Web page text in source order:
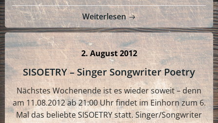
Weiterlesen
2. August 2012
SISOETRY – Singer Songwriter Poetry
Nächstes Wochenende ist es wieder soweit – denn
am 11.08.2012 ab 21:00 Uhr findet im Einhorn zum 6.
Mal das beliebte SISOETRY statt. Singer/Songwriter